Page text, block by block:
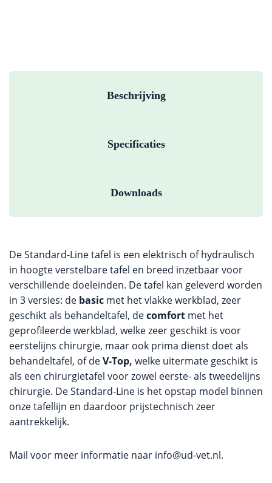
Beschrijving
Specificaties
Downloads
De Standard-Line tafel is een elektrisch of hydraulisch
in hoogte verstelbare tafel en breed inzetbaar voor
verschillende doeleinden. De tafel kan geleverd worden
in 3 versies: de basic met het vlakke werkblad, zeer
geschikt als behandeltafel, decomfort met het
geprofileerde werkblad, welke zeer geschikt is voor
eerstelijns chirurgie, maar ook prima dienst doet als
behandeltafel, of deV-Top, welke uitermate geschikt is
als een chirurgietafel voor zowel eerste- als tweedelijns
chirurgie. De Standard-Line is het opstap model binnen
onze tafellijn en daardoor prijstechnisch zeer
aantrekkelijk.
Mail voor meer informatie naar info@ud-vet.nl.